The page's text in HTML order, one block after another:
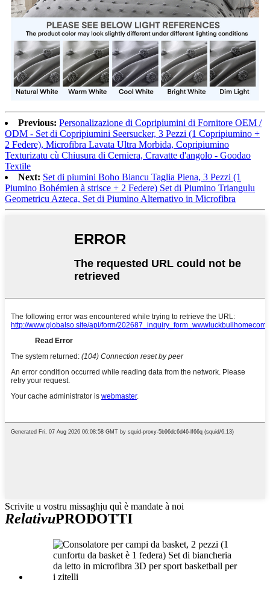
Previous: Personalizazione di Copripiumini di Fornitore OEM /
ODM - Set di Copripiumini Seersucker, 3 Pezzi (1 Copripiumino +
2 Federe), Microfibra Lavata Ultra Morbida, Copripiumino
Texturizatu cù Chiusura di Cerniera, Cravatte d'angolo - Goodao
Textile
Next: Set di piumini Boho Biancu Taglia Piena, 3 Pezzi (1
Piumino Bohémien à strisce + 2 Federe) Set di Piumino Triangulu
Geometricu Azteca, Set di Piumino Alternativo in Microfibra
Scrivite u vostru missaghju quì è mandate à noi
RelativuPRODOTTI